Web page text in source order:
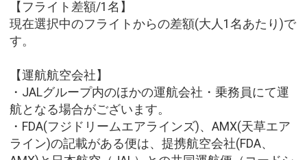
【フライト差額/1名】
現在選択中のフライトからの差額(大人1名あたり)で
す。
【運航航空会社】
・JALグループ内のほかの運航会社・乗務員にて運
航となる場合がございます。
・FDA(フジドリームエアラインズ)、AMX(天草エア
ライン)の記載がある便は、提携航空会社(FDA、